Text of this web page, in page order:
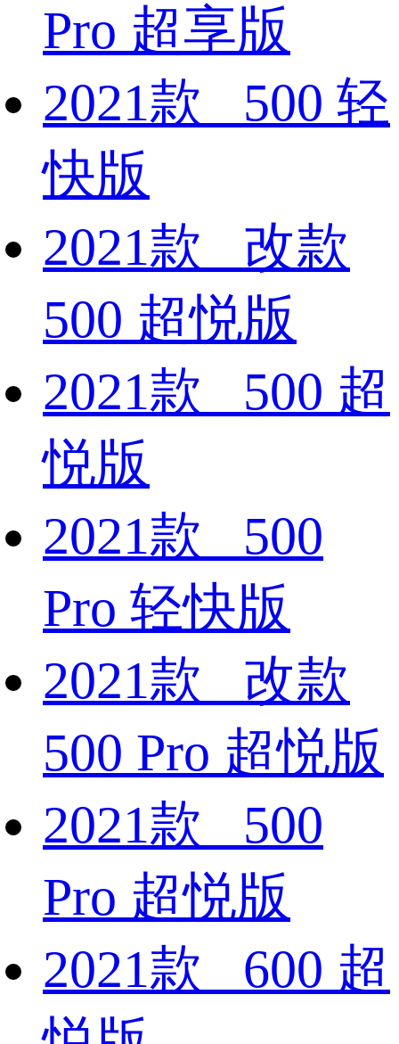
Pro 超享版
2021款 500 轻
快版
2021款 改款
500 超悦版
2021款 500 超
悦版
2021款 500
Pro 轻快版
2021款 改款
500 Pro 超悦版
2021款 500
Pro 超悦版
2021款 600 超